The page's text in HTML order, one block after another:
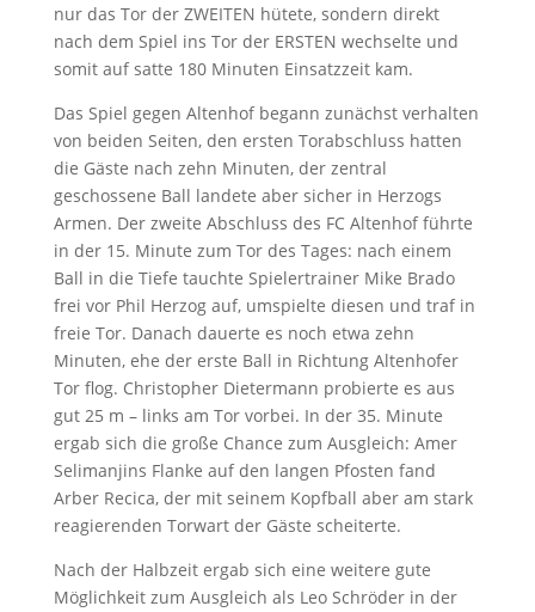
nur das Tor der ZWEITEN hütete, sondern direkt
nach dem Spiel ins Tor der ERSTEN wechselte und
somit auf satte 180 Minuten Einsatzzeit kam.
Das Spiel gegen Altenhof begann zunächst verhalten
von beiden Seiten, den ersten Torabschluss hatten
die Gäste nach zehn Minuten, der zentral
geschossene Ball landete aber sicher in Herzogs
Armen. Der zweite Abschluss des FC Altenhof führte
in der 15. Minute zum Tor des Tages: nach einem
Ball in die Tiefe tauchte Spielertrainer Mike Brado
frei vor Phil Herzog auf, umspielte diesen und traf in
freie Tor. Danach dauerte es noch etwa zehn
Minuten, ehe der erste Ball in Richtung Altenhofer
Tor flog. Christopher Dietermann probierte es aus
gut 25 m – links am Tor vorbei. In der 35. Minute
ergab sich die große Chance zum Ausgleich: Amer
Selimanjins Flanke auf den langen Pfosten fand
Arber Recica, der mit seinem Kopfball aber am stark
reagierenden Torwart der Gäste scheiterte.
Nach der Halbzeit ergab sich eine weitere gute
Möglichkeit zum Ausgleich als Leo Schröder in der